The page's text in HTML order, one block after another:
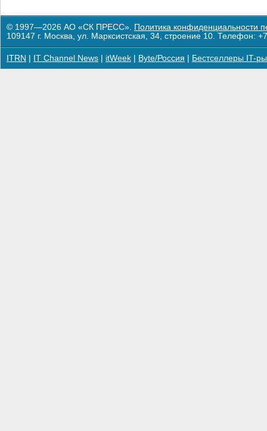
© 1997—2026 АО «СК ПРЕСС». Политика конфиденциальности
109147 г. Москва, ул. Марксистская, 34, строение 10. Телефон:
ITRN IT Channel News itWeek Byte/Россия Бестселлеры IT-